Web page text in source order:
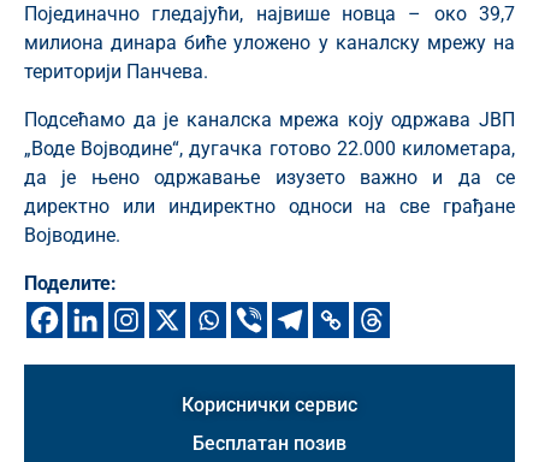
Појединачно гледајући, највише новца – око 39,7
милиона динара биће уложено у каналску мрежу на
територији Панчева.
Подсећамо да је каналска мрежа коју одржава ЈВП
„Воде Војводине“, дугачка готово 22.000 километара,
да је њено одржавање изузето важно и да се
директно или индиректно односи на све грађане
Војводине.
Поделите:
Кориснички сервис
Бесплатан позив